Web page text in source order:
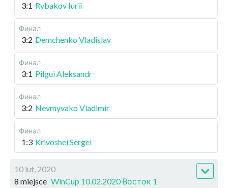
3:1 Rybakov Iurii
Финал
3:2 Demchenko Vladislav
Финал
3:1 Pilgui Aleksandr
Финал
3:2 Nevmyvako Vladimir
Финал
1:3 Krivoshei Sergei
10 lut, 2020
8 miejsce WinCup 10.02.2020 Восток 1